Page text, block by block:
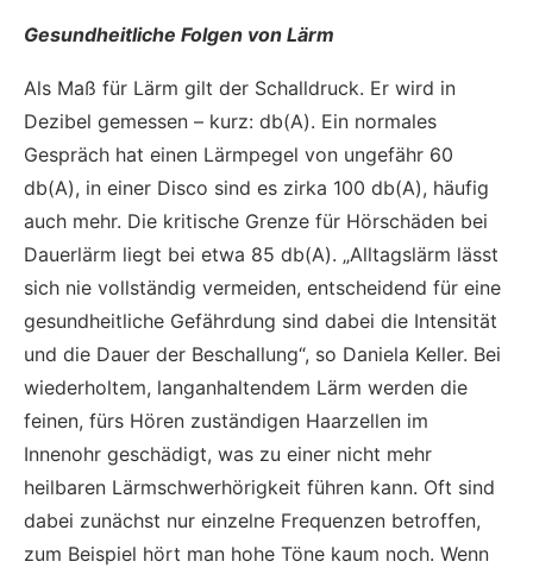
Gesundheitliche Folgen von Lärm
Als Maß für Lärm gilt der Schalldruck. Er wird in
Dezibel gemessen – kurz: db(A). Ein normales
Gespräch hat einen Lärmpegel von ungefähr 60
db(A), in einer Disco sind es zirka 100 db(A), häufig
auch mehr. Die kritische Grenze für Hörschäden bei
Dauerlärm liegt bei etwa 85 db(A). „Alltagslärm lässt
sich nie vollständig vermeiden, entscheidend für eine
gesundheitliche Gefährdung sind dabei die Intensität
und die Dauer der Beschallung“, so Daniela Keller. Bei
wiederholtem, langanhaltendem Lärm werden die
feinen, fürs Hören zuständigen Haarzellen im
Innenohr geschädigt, was zu einer nicht mehr
heilbaren Lärmschwerhörigkeit führen kann. Oft sind
dabei zunächst nur einzelne Frequenzen betroffen,
zum Beispiel hört man hohe Töne kaum noch. Wenn